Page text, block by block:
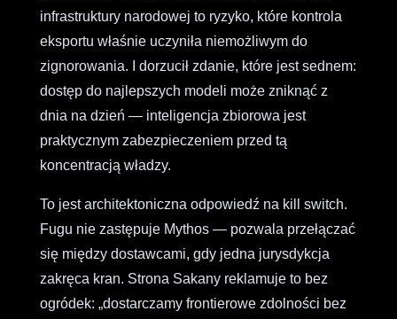
infrastruktury narodowej to ryzyko, które kontrola
eksportu właśnie uczyniła niemożliwym do
zignorowania. I dorzucił zdanie, które jest sednem:
dostęp do najlepszych modeli może zniknąć z
dnia na dzień — inteligencja zbiorowa jest
praktycznym zabezpieczeniem przed tą
koncentracją władzy.
To jest architektoniczna odpowiedź na kill switch.
Fugu nie zastępuje Mythos — pozwala przełączać
się między dostawcami, gdy jedna jurysdykcja
zakręca kran. Strona Sakany reklamuje to bez
ogródek: „dostarczamy frontierowe zdolności bez